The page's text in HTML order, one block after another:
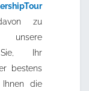
zu
Sie, Ihr
bestens
die